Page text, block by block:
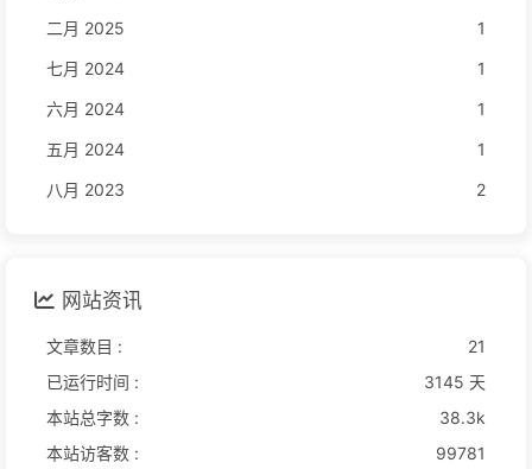
二月 2025
1
七月 2024
1
六月 2024
1
五月 2024
1
八月 2023
2
网站资讯
文章数目 :
21
已运行时间 :
3145 天
本站总字数 :
38.3k
本站访客数 :
99781